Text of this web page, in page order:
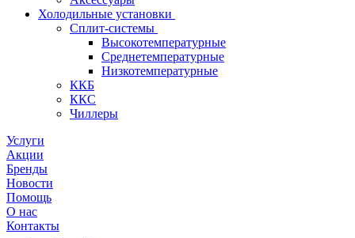
Холодильные установки
Сплит-системы
Высокотемпературные
Среднетемпературные
Низкотемпературные
ККБ
ККС
Чиллеры
Услуги
Акции
Бренды
Новости
Помощь
О нас
Контакты